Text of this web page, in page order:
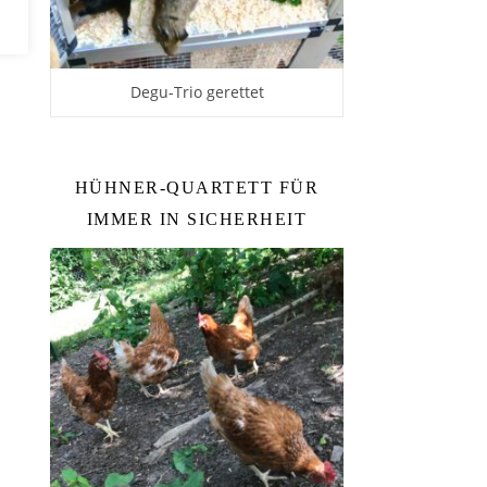
Degu-Trio gerettet
HÜHNER-QUARTETT FÜR
IMMER IN SICHERHEIT